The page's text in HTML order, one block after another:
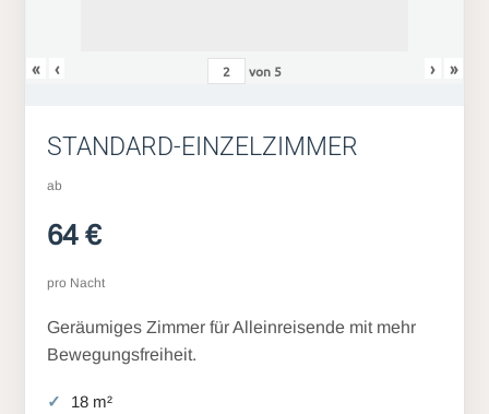
« ‹ von 5 › »
STANDARD-EINZELZIMMER
ab
64 €
pro Nacht
Geräumiges Zimmer für Alleinreisende mit mehr
Bewegungsfreiheit.
18 m²